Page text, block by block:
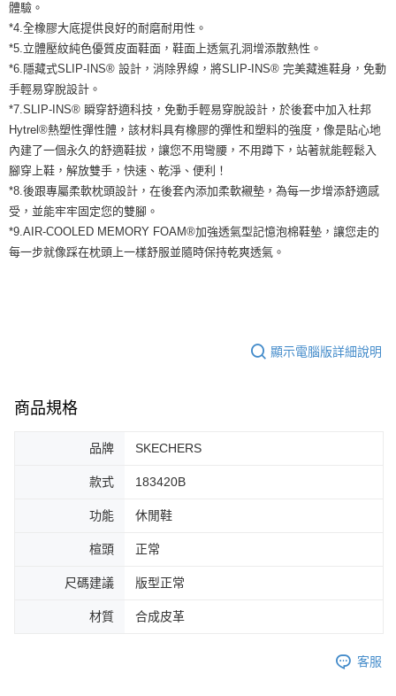
後付繳納相關費用。
※ 交易是否成功請以「AFTEE先享後付 」之結帳頁面顯示為準，若有關於
是否繳費成功／繳費後需取消欲退款等相關疑問，請聯繫「AFTEE先享後付
客戶支援中心」https://netprotections.freshdesk.com/support/home
【注意事項】
１．透過由恩沛科技股份有限公司提供之「AFTEE先享後付」服務完成之交
權轉讓予恩沛科技股份有限公司。
２．關於個人資料處理事宜，請瀏覽以下網址：
https://aftee.tw/terms/#terms3
３．未成年的使用者請事先徵得法定代理人或監護人之同意方可使用
「AFTEE先享後付」，若未經同意申辦者引起之損失，本公司不負相關責
任。
４．使用「AFTEE先享後付」時，將依據個別帳號之用戶狀況，依本公司即
時審查核予不同之上限額度；若仍有額度不足之情形，本公司將視審查結果
付款後7-11取貨
每筆NT$60，滿NT$1,500(含以上)免運費
宅配
每筆NT$100，滿NT$1,500(含以上)免運費
體驗。
*4.全橡膠大底提供良好的耐磨耐用性。
*5.立體壓紋純色優質皮面鞋面，鞋面上透氣孔洞增添散熱性。
*6.隱藏式SLIP-INS® 設計，消除界線，將SLIP-INS® 完美藏進鞋身，免動
手輕易穿脫設計。
*7.SLIP-INS® 瞬穿舒適科技，免動手輕易穿脫設計，於後套中加入杜邦
Hytrel®熱塑性彈性體，該材料具有橡膠的彈性和塑料的強度，像是貼心地
內建了一個永久的舒適鞋拔，讓您不用彎腰，不用蹲下，站著就能輕鬆入
腳穿上鞋，解放雙手，快速、乾淨、便利！
*8.後跟專屬柔軟枕頭設計，在後套內添加柔軟襯墊，為每一步增添舒適感
受，並能牢牢固定您的雙腳。
*9.AIR-COOLED MEMORY FOAM®加強透氣型記憶泡棉鞋墊，讓您走的
每一步就像踩在枕頭上一樣舒服並隨時保持乾爽透氣。
顯示電腦版詳細說明
商品規格
品牌 SKECHERS
款式 183420B
功能 休閒鞋
楦頭 正常
尺碼建議 版型正常
材質 合成皮革
客服